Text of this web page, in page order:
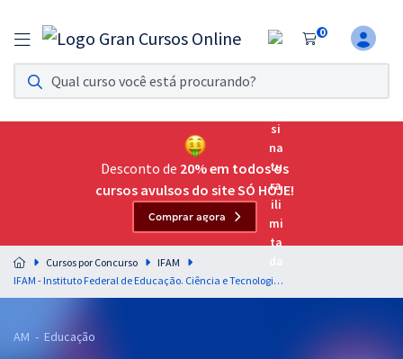
0
Assinatura Ilimitada 11
Acesso a todos os cursos. Teste grátis por 7 dias!
Assinatura OAB Até Passar
Acesso ilimitado a toda preparação para o Exame da
Residências Multiprofissionais
Preparação completa e intensiva para as principais
residências em saúde do Brasil
Desconto de 20% em todos os
cursos avulsos do site SÓ HOJE!
Comprar agora
Cursos por Concurso
IFAM
IFAM - Instituto Federal de Educação. Ciência e Tecnologia do Amazonas - Professor do Ensino Básico, Técnico e Tecnológico - PEBTT: Química
AM - Educação